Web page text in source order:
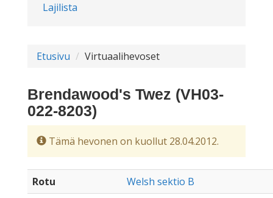
Lajilista
Etusivu Virtuaalihevoset
Brendawood's Twez (VH03-
022-8203)
Tämä hevonen on kuollut 28.04.2012.
Rotu
Welsh sektio B